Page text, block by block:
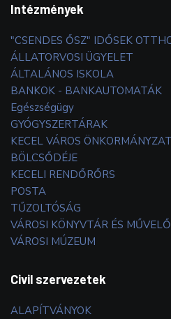
Intézmények
"CSENDES ŐSZ" IDŐSEK
ÁLLATORVOSI ÜGYELET
ÁLTALÁNOS ISKOLA
BANKOK - BANKAUTOMATÁK
Egészségügy
GYÓGYSZERTÁRAK
KECEL VÁROS
BÖLCSŐDÉJE
KECELI RENDŐRŐRS
POSTA
TŰZOLTÓSÁG
VÁROSI KÖNYVTÁR ÉS
VÁROSI MÚZEUM
Civil szervezetek
ALAPÍTVÁNYOK